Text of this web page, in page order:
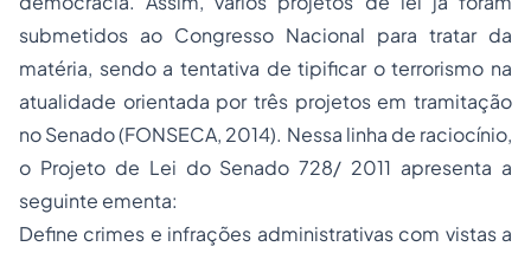
submetidos ao Congresso Nacional para tratar da
matéria, sendo a tentativa de tipificar o terrorismo na
atualidade orientada por três projetos em tramitação
no Senado (FONSECA, 2014). Nessa linha de raciocínio,
o Projeto de Lei do Senado 728/ 2011 apresenta a
seguinte ementa:
Define crimes e infrações administrativas com vistas a